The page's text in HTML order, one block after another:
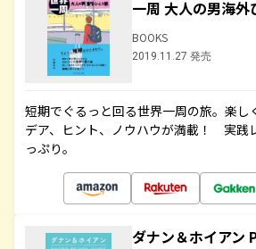
一周 大人の男海外
BOOKS
2019.11.27 発売
短期でぐるっと回る世界一周の旅。楽し
デア、ヒント、ノウハウが満載！ 実践
っぷり。
ダナン＆ホイアン